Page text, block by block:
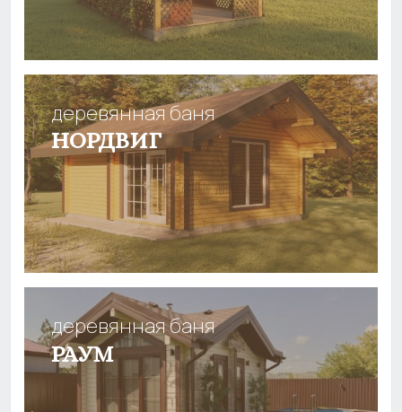
деревянная баня
НОРДВИГ
деревянная баня
РАУМ